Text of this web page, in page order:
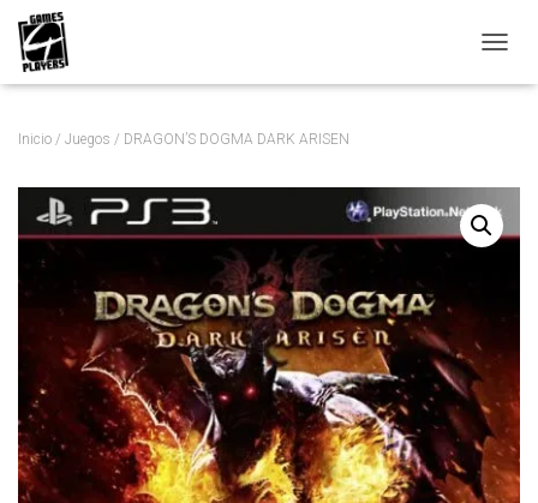
A
M
O
N
V
G
A
C
Inicio / Juegos / DRAGON’S DOGMA DARK ARISEN